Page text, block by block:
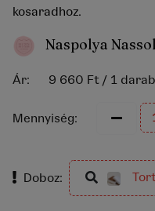
kosaradhoz.
Naspolya
Ár: 9 660 Ft / 1 darab
Mennyiség:
Doboz: